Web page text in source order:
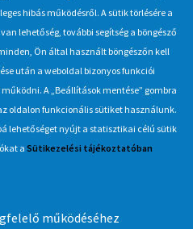
hibás működésről. A sütik törlésére a
lehetőség, további segítség a böngésző
Ön által használt böngészőn kell
után a weboldal bizonyos funkciói
A „Beállítások mentése” gombra
oldalon funkcionális sütiket használunk.
lehetőséget nyújt a statisztikai célú sütik
a Sütikezelési tájékoztatóban
működéséhez